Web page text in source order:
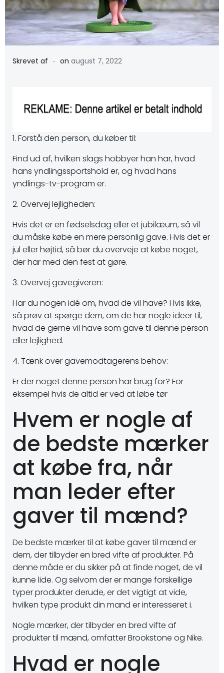
Skrevet af - on august 7, 2022
1. Forstå den person, du køber til:
Find ud af, hvilken slags hobbyer han har, hvad
hans yndlingssportshold er, og hvad hans
yndlings-tv-program er.
2. Overvej lejligheden:
Hvis det er en fødselsdag eller et jubilæum, så vil
du måske købe en mere personlig gave. Hvis det er
jul eller højtid, så bør du overveje at købe noget,
der har med den fest at gøre.
3. Overvej gavegiveren:
Har du nogen idé om, hvad de vil have? Hvis ikke,
så prøv at spørge dem, om de har nogle ideer til,
hvad de gerne vil have som gave til denne person
eller lejlighed.
4. Tænk over gavemodtagerens behov:
Er der noget denne person har brug for? For
eksempel hvis de altid er ved at løbe tør
Hvem er nogle af
de bedste mærker
at købe fra, når
man leder efter
gaver til mænd?
De bedste mærker til at købe gaver til mænd er
dem, der tilbyder en bred vifte af produkter. På
denne måde er du sikker på at finde noget, de vil
kunne lide. Og selvom der er mange forskellige
typer produkter derude, er det vigtigt at vide,
hvilken type produkt din mand er interesseret i.
Nogle mærker, der tilbyder en bred vifte af
produkter til mænd, omfatter Brookstone og Nike.
Hvad er nogle